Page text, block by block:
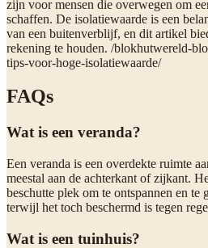
zijn voor mensen die overwegen om
schaffen. De isolatiewaarde is een
van een buitenverblijf, en dit artikel
rekening te houden. /blokhutwereld-
tips-voor-hoge-isolatiewaarde/
FAQs
Wat is een veranda?
Een veranda is een overdekte ruimte
meestal aan de achterkant of zijkant.
beschutte plek om te ontspannen en te
terwijl het toch beschermd is tegen
Wat is een tuinhuis?